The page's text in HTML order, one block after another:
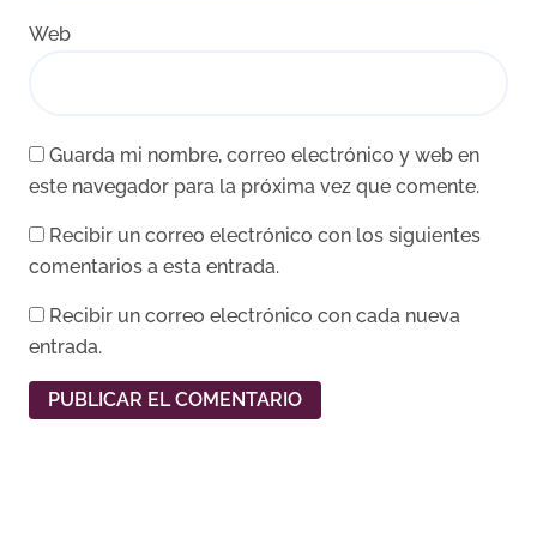
Web
Guarda mi nombre, correo electrónico y web en
este navegador para la próxima vez que comente.
Recibir un correo electrónico con los siguientes
comentarios a esta entrada.
Recibir un correo electrónico con cada nueva
entrada.